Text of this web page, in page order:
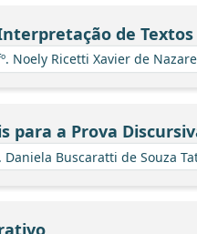
de Textos
Noely Ricetti Xavier de
para a Prova
Daniela Buscaratti de Souza